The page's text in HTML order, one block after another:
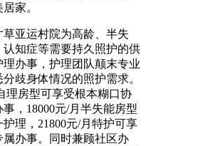
家。
运村院为高龄、半失
认知症等需要持久照护的供
理办事，护理团队颠末专业
歧身体情况的照护需求。
理房型可享受根本糊口协
，18000元/月半失能房型
理，21800元/月特护可享
属办事。同时兼顾社区办